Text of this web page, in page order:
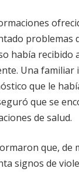
problemas
había recibido
Una familiar
que le
que se
de salud.
que, de
signos de